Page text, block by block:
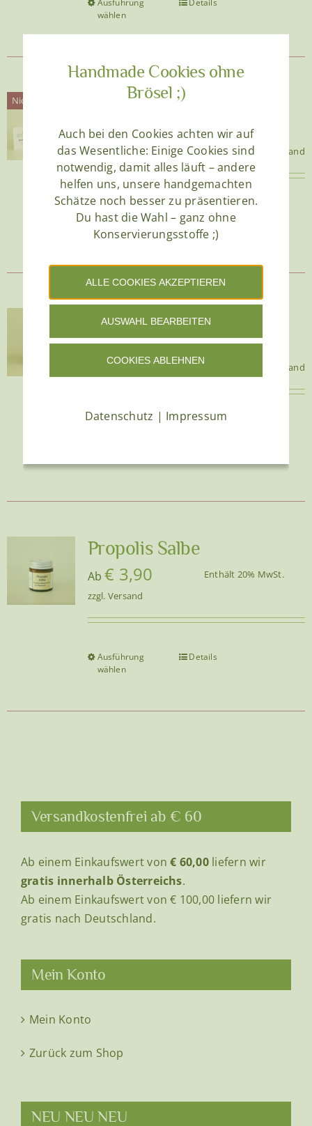
Ausführung
wählen
Dieses
Varianten
auf.
Optionen
können
auf
der
Produktseite
gewählt
Details
Nicht vorrätig Badeperlen im Glas
€15,90 Enthält 20% MwSt.
(€144,55 / 1 kg) zzgl. Versand
Glas Inhalt: 110 g
Details
Pfoten Salbe
€12,00 Enthält 20% MwSt.
240,00 / 1 L) Versand
Glastiegel Inhalt: 50 ml
Propolis Salbe
Ab € 3,90
Enthält 20% MwSt.
zzgl. Versand
Ausführung
wählen
Dieses
mehrere
können
auf
Produktseite
gewählt
werden
Details
Versandkostenfrei ab € 60
Ab einem Einkaufswert von€ 60,00liefern wir
gratis innerhalb Österreichs.
Ab einem Einkaufswert von € 100,00 liefern wir
gratis nach Deutschland.
Mein Konto
Mein Konto
Zurück zum Shop
NEU NEU NEU
Handmade Cookies ohne
Brösel ;)
Auch bei den Cookies achten wir auf
das Wesentliche: Einige Cookies sind
notwendig, damit alles läuft – andere
helfen uns, unsere handgemachten
Schätze noch besser zu präsentieren.
Du hast die Wahl – ganz ohne
Konservierungsstoffe ;)
ALLE COOKIES AKZEPTIEREN
AUSWAHL BEARBEITEN
COOKIES ABLEHNEN
Datenschutz | Impressum